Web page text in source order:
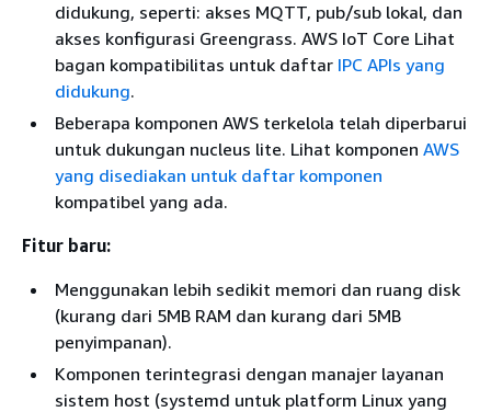
didukung, seperti: akses MQTT, pub/sub lokal, dan
akses konfigurasi Greengrass. AWS IoT Core Lihat
bagan kompatibilitas untuk daftar IPC APIs yang
didukung.
Beberapa komponen AWS terkelola telah diperbarui
untuk dukungan nucleus lite. Lihat komponen AWS
yang disediakan untuk daftar komponen
kompatibel yang ada.
Fitur baru:
Menggunakan lebih sedikit memori dan ruang disk
(kurang dari 5MB RAM dan kurang dari 5MB
penyimpanan).
Komponen terintegrasi dengan manajer layanan
sistem host (systemd untuk platform Linux yang